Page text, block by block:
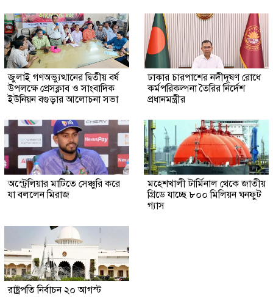
জুলাই গণঅভ্যুত্থানের দ্বিতীয় বর্ষ
উপলক্ষে প্রেসক্লাব ও সাংবাদিক
ইউনিয়ন বগুড়ার আলোচনা সভা
ঢাকার চারপাশের নদীদূষণ রোধে
কর্মপরিকল্পনা তৈরির নির্দেশ
প্রধানমন্ত্রীর
অস্ট্রেলিয়ার মাটিতে সেঞ্চুরি করে
যা বললেন মিরাজ
মহেশখালী টার্মিনাল থেকে জাতীয়
গ্রিডে যাচ্ছে ৮০০ মিলিয়ন ঘনফুট
গ্যাস
রাষ্ট্রপতি নির্বাচন ২০ আগস্ট